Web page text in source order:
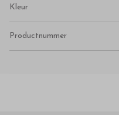
Kleur
Productnummer